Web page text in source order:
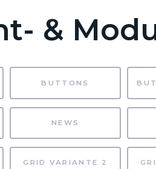
&
BUTTONS
NEWS
GRID VARIANTE 2